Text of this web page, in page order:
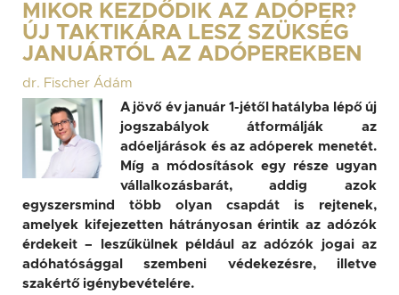
MIKOR KEZDŐDIK AZ ADÓPER?
ÚJ TAKTIKÁRA LESZ SZÜKSÉG
JANUÁRTÓL AZ ADÓPEREKBEN
dr. Fischer Ádám
A jövő év január 1-jétől hatályba lépő új
jogszabályok átformálják az
adóeljárások és az adóperek menetét.
Míg a módosítások egy része ugyan
vállalkozásbarát, addig azok
egyszersmind több olyan csapdát is rejtenek,
amelyek kifejezetten hátrányosan érintik az adózók
érdekeit – leszűkülnek például az adózók jogai az
adóhatósággal szembeni védekezésre, illetve
szakértő igénybevételére.